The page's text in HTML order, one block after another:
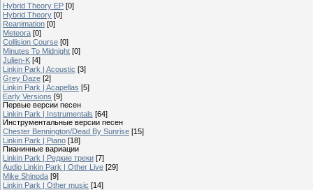
Hybrid Theory EP [0]
Hybrid Theory [0]
Reanimation [0]
Meteora [0]
Collision Course [0]
Minutes To Midnight [0]
Julien-K [4]
Linkin Park | Acoustic [3]
Grey Daze [2]
Linkin Park | Acapellas [5]
Early Versions [9]
Первые версии песен
Linkin Park | Instrumentals [64]
Инструментальные версии песен
Chester Bennington/Dead By Sunrise [15]
Linkin Park | Piano [18]
Пианинные вариации
Linkin Park | Редкие треки [7]
Audio Linkin Park | Other Live [29]
Mike Shinoda [9]
Linkin Park | Other music [14]